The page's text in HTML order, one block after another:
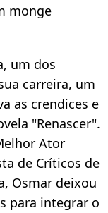
monge
um dos
carreira, um
as crendices e
"Renascer".
Ator
de Críticos de
Osmar deixou
para integrar o